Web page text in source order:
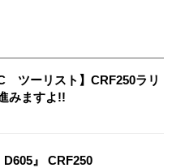
ツーリスト】CRF250ラリ
みますよ!!
』 CRF250